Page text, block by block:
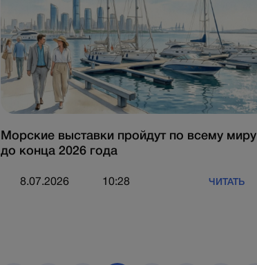
Морские выставки пройдут по всему миру
до конца 2026 года
8.07.2026 10:28 ЧИТАТЬ